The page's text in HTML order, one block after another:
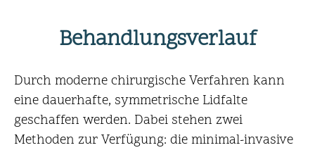
Behandlungsverlauf
Durch moderne chirurgische Verfahren kann
eine dauerhafte, symmetrische Lidfalte
geschaffen werden. Dabei stehen zwei
Methoden zur Verfügung: die minimal-invasive